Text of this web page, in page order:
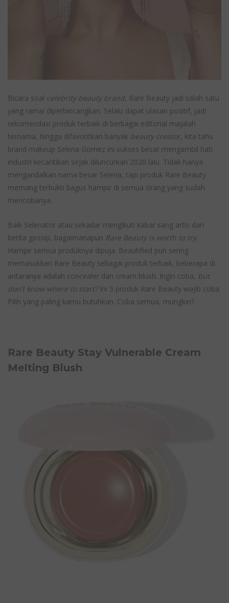
Bicara soal celebrity beauty brand, Rare Beauty jadi salah satu
yang ramai diperbincangkan. Selalu dapat ulasan positif, jadi
rekomendasi produk terbaik di berbagai editorial majalah
ternama, hingga difavoritkan banyak beauty creator, kita tahu
brand makeup Selena Gomez ini sukses besar mengambil hati
industri kecantikan sejak diluncurkan 2020 lalu. Tidak hanya
mengandalkan nama besar Selena, tapi produk Rare Beauty
memang terbukti bagus hampir di semua orang yang sudah
mencobanya.
Baik Selenator atau sekadar mengikuti kabar sang artis dari
berita gossip, bagaimanapun Rare Beauty is worth to try.
Hampir semua produknya dipuja. Beautified pun sering
memasukkan Rare Beauty sebagai produk terbaik, beberapa di
antaranya adalah concealer dan cream blush. Ingin coba, but
don’t know where to start?Ini 5 produk Rare Beauty wajib coba.
Pilih yang paling kamu butuhkan. Coba semua, mungkin?
Rare Beauty Stay Vulnerable Cream
Melting Blush